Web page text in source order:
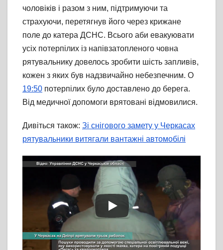
чоловіків і разом з ним, підтримуючи та
страхуючи, перетягнув його через крижане
поле до катера ДСНС. Всього аби евакуювати
усіх потерпілих із напівзатопленого човна
рятувальнику довелось зробити шість запливів,
кожен з яких був надзвичайно небезпечним. О
19:50 потерпілих було доставлено до берега.
Від медичної допомоги врятовані відмовилися.
Дивіться також: Зі снігового замету у Черкасах
рятувальники витягали вантажні автомобілі